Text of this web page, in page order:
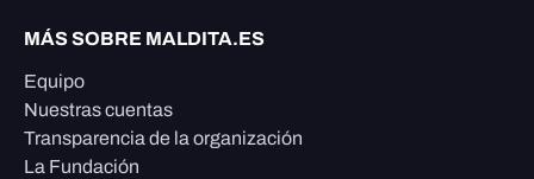
MÁS SOBRE MALDITA.ES
Equipo
Nuestras cuentas
Transparencia de la organización
La Fundación